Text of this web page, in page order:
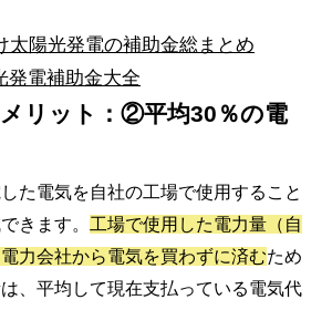
太陽光発電の補助金総まとめ
リット：②平均30％の電
た電気を自社の工場で使用すること
きます。 工場で使用した電力量（自
力会社から電気を買わずに済むため
、平均して現在支払っている電気代